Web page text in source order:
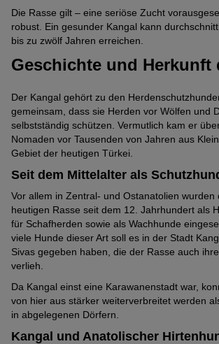
Die Rasse gilt – eine seriöse Zucht
robust. Ein gesunder Kangal kann
bis zu zwölf Jahren erreichen.
Geschichte und Herkunft
Der Kangal gehört zu den
gemeinsam, dass sie Herden vor Wölfen und
selbstständig schützen. Vermutlich kam er
Nomaden vor Tausenden von Jahren aus
Gebiet der heutigen Türkei.
Seit dem Mittelalter als
Vor allem in Zentral- und Ostanatolien wurden
heutigen Rasse seit dem 12. Jahrhundert als
für Schafherden sowie als Wachhunde
viele Hunde dieser Art soll es in der Stadt
Sivas gegeben haben, die der Rasse auch
verlieh.
Da Kangal einst eine Karawanenstadt war,
von hier aus stärker weiterverbreitet werden
in abgelegenen Dörfern.
Kangal und Anatolischer